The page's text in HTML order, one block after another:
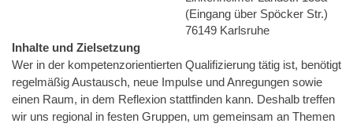
(Eingang über Spöcker Str.)
76149 Karlsruhe
Inhalte und Zielsetzung
Wer in der kompetenzorientierten Qualifizierung tätig ist, benötigt
regelmäßig Austausch, neue Impulse und Anregungen sowie
einen Raum, in dem Reflexion stattfinden kann. Deshalb treffen
wir uns regional in festen Gruppen, um gemeinsam an Themen